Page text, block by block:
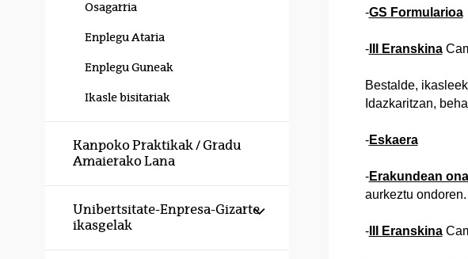
Osagarria
Enplegu Ataria
Enplegu Guneak
Ikasle bisitariak
Kanpoko Praktikak / Gradu
Amaierako Lana
Unibertsitate-Enpresa-Gizarte
ikasgelak
Erakutsi/izkutatu azpiorriak
-GS Formularioa
-III Eranskina
Bestalde,
Idazkaritzan,
-Eskaera
-Erakundean
aurkeztu ondoren.
-III Eranskina